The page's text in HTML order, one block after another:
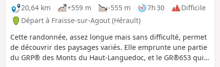
20,64 km
+559 m -555 m 7h 30
Difficile
Départ à Fraisse-sur-Agout (Hérault)
Cette randonnée, assez longue mais sans difficulté, permet
de découvrir des paysages variés. Elle emprunte une partie
du GRP® des Monts du Haut-Languedoc, et le GR®653 qui